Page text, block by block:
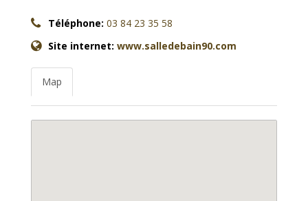
Téléphone: 03 84 23 35 58
Site internet: www.salledebain90.com
Map